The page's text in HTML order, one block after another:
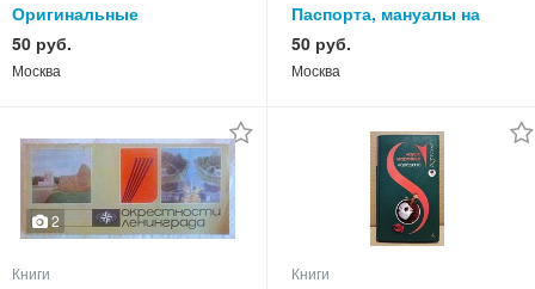
Оригинальные
фирменные схемы
техники
50 руб.
Москва
Паспорта, мануалы на
бытовую технику
50 руб.
Москва
2
Книги Книги